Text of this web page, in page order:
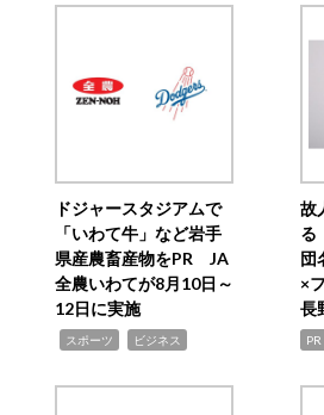
ドジャースタジアムで
「いわて牛」など岩手
県産農畜産物をPR JA
全農いわてが8月10日～
12日に実施
スポーツ ビジネス
故
る
団
×
長
PR